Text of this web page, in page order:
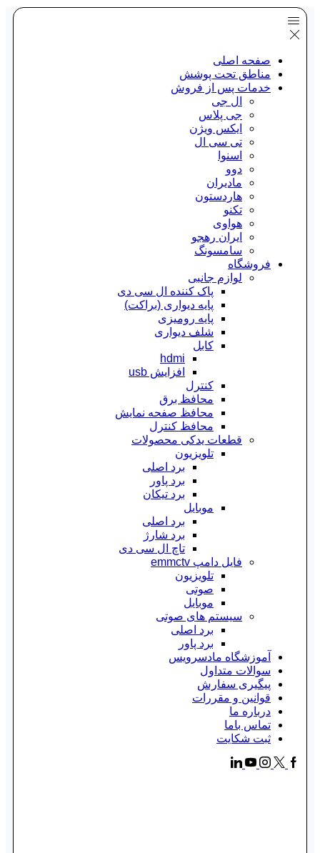
صفحه اصلی
مناطق تحت پوشش
خدمات پس از فروش
ال جی
جی پلاس
ایکس ویژن
تی سی ال
اسنوا
دوو
مادیران
هاردستون
تکنو
هواوی
ایران رهجو
سامسونگ
فروشگاه
لوازم جانبی
پاک کننده ال سی دی
پایه دیواری (براکت)
پایه رومیزی
شلف دیواری
کابل
hdmi
افزایش usb
کنترل
محافظ برق
محافظ صفحه نمایش
محافظ کنترل
قطعات یدکی محصولات
تلویزیون
برد اصلی
برد پاور
برد تیکان
موبایل
برد اصلی
برد شارژ
تاچ ال سی دی
فایل دامپ emmctv
تلویزیون
صوتی
موبایل
سیستم های صوتی
برد اصلی
برد پاور
آموزشگاه مادسرویس
سوالات متداول
پیگیری سفارش
قوانین و مقررات
درباره ما
تماس باما
ثبت شکایت
Facebook
Twitter
Instagram
Youtube
Linkedin